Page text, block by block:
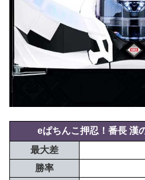
eぱちんこ押忍！番長 漢
最大差
勝率